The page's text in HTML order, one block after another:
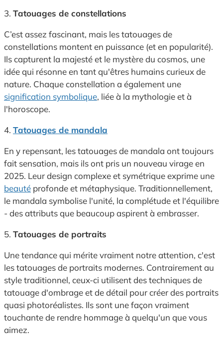
3. Tatouages de constellations
C’est assez fascinant, mais les tatouages de
constellations montent en puissance (et en popularité).
Ils capturent la majesté et le mystère du cosmos, une
idée qui résonne en tant qu'êtres humains curieux de
nature. Chaque constellation a également une
signification symbolique, liée à la mythologie et à
l'horoscope.
4. Tatouages de mandala
En y repensant, les tatouages de mandala ont toujours
fait sensation, mais ils ont pris un nouveau virage en
2025. Leur design complexe et symétrique exprime une
beauté profonde et métaphysique. Traditionnellement,
le mandala symbolise l'unité, la complétude et l'équilibre
- des attributs que beaucoup aspirent à embrasser.
5. Tatouages de portraits
Une tendance qui mérite vraiment notre attention, c'est
les tatouages de portraits modernes. Contrairement au
style traditionnel, ceux-ci utilisent des techniques de
tatouage d'ombrage et de détail pour créer des portraits
quasi photoréalistes. Ils sont une façon vraiment
touchante de rendre hommage à quelqu'un que vous
aimez.